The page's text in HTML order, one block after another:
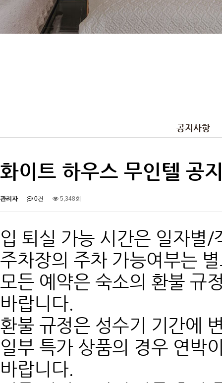
공지사항
화이트 하우스 무인텔 공
관리자 0건 5,348회
입 퇴실 가능 시간은 일자별
주차장의 주차 가능여부는
모든 예약은 숙소의 환불 규
바랍니다.
환불 규정은 성수기 기간에
일부 특가 상품의 경우 연박
바랍니다.